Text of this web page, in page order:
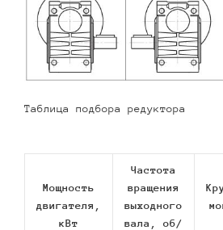
Таблица подбора редуктора
Мощность
двигателя,
кВт
Частота
вращения
выходного
вала, об/